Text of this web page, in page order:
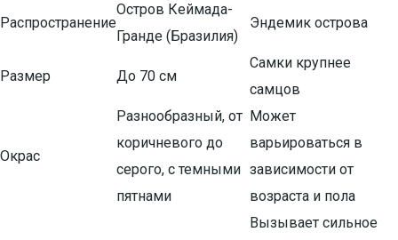
Распространение
Остров Кеймада-
Гранде (Бразилия)
Эндемик острова
Размер До 70 см
Самки крупнее
самцов
Окрас
Разнообразный, от
коричневого до
серого, с темными
пятнами
Может
варьироваться в
зависимости от
возраста и пола
Вызывает сильное